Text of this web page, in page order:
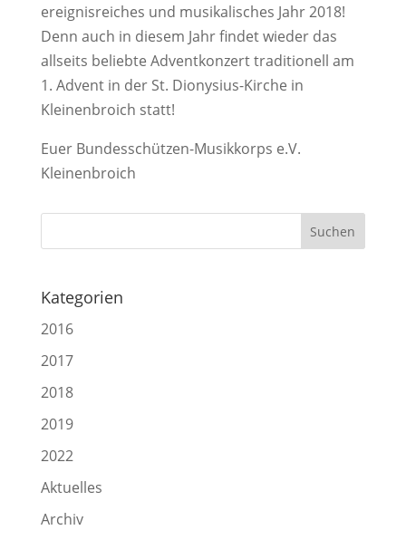
ereignisreiches und musikalisches Jahr 2018!
Denn auch in diesem Jahr findet wieder das
allseits beliebte Adventkonzert traditionell am
1. Advent in der St. Dionysius-Kirche in
Kleinenbroich statt!
Euer Bundesschützen-Musikkorps e.V.
Kleinenbroich
Kategorien
2016
2017
2018
2019
2022
Aktuelles
Archiv